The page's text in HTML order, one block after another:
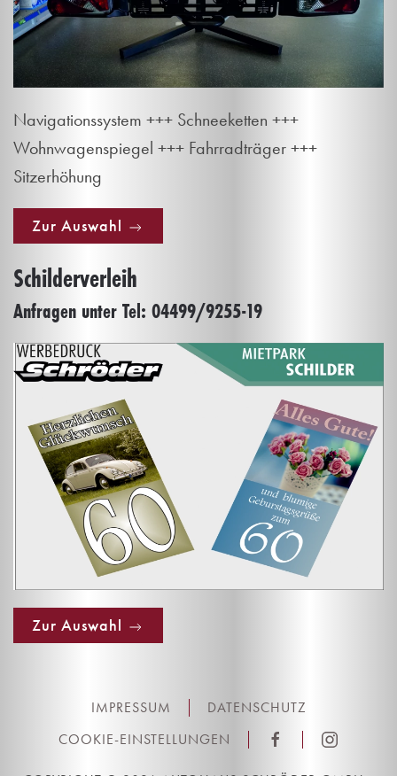
Navigationssystem +++ Schneeketten +++
Wohnwagenspiegel +++ Fahrradträger +++
Sitzerhöhung
Zur Auswahl
Schilderverleih
Anfragen unter Tel: 04499/9255-19
Zur Auswahl
IMPRESSUM
DATENSCHUTZ
COOKIE-EINSTELLUNGEN